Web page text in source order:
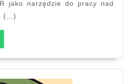
pytania”
książka
Romana
Moniki
Rusin
jako narzędzie do pracy nad
(…)